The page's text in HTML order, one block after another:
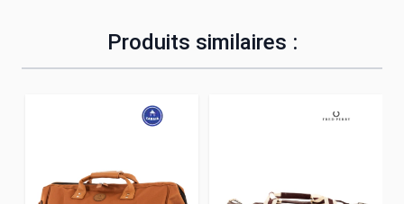
Produits similaires :